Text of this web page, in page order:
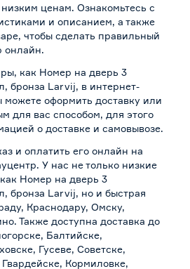
ценам. Ознакомьтесь с
и описанием, а также
чтобы сделать правильный
онлайн.
как Номер на дверь 3
бронза Larvij, в интернет-
можете оформить доставку или
для вас способом, для этого
о доставке и самовывозе.
и оплатить его онлайн на
У нас не только низкие
Номер на дверь 3
бронза Larvij, но и быстрая
Краснодару, Омску,
Также доступна доставка до
Балтийске,
Гусеве, Советске,
Кормиловке,